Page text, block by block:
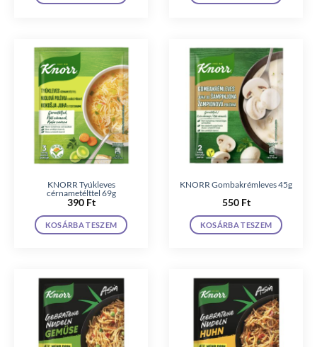
KNORR Tyúkleves
cérnametélttel 69g
390 Ft
KOSÁRBA TESZEM
KNORR Gombakrémleves 45g
550 Ft
KOSÁRBA TESZEM